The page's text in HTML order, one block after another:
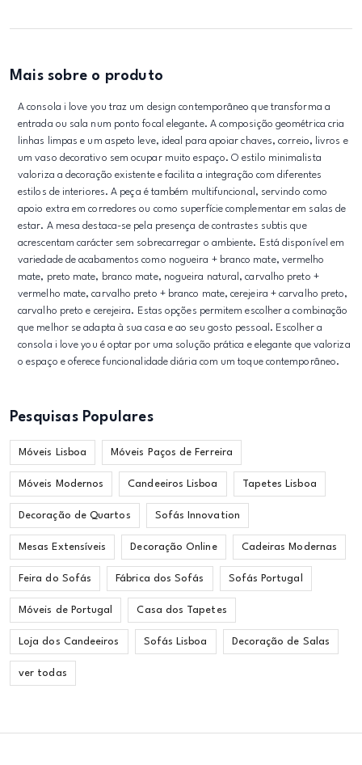
Mais sobre o produto
A consola i love you traz um design contemporâneo que transforma a
entrada ou sala num ponto focal elegante. A composição geométrica cria
linhas limpas e um aspeto leve, ideal para apoiar chaves, correio, livros e
um vaso decorativo sem ocupar muito espaço. O estilo minimalista
valoriza a decoração existente e facilita a integração com diferentes
estilos de interiores. A peça é também multifuncional, servindo como
apoio extra em corredores ou como superfície complementar em salas de
estar. A mesa destaca-se pela presença de contrastes subtis que
acrescentam carácter sem sobrecarregar o ambiente. Está disponível em
variedade de acabamentos como nogueira + branco mate, vermelho
mate, preto mate, branco mate, nogueira natural, carvalho preto +
vermelho mate, carvalho preto + branco mate, cerejeira + carvalho preto,
carvalho preto e cerejeira. Estas opções permitem escolher a combinação
que melhor se adapta à sua casa e ao seu gosto pessoal. Escolher a
consola i love you é optar por uma solução prática e elegante que valoriza
o espaço e oferece funcionalidade diária com um toque contemporâneo.
Pesquisas Populares
Móveis Lisboa Móveis Paços de Ferreira
Móveis Modernos Candeeiros Lisboa Tapetes Lisboa
Decoração de Quartos Sofás Innovation
Mesas Extensíveis Decoração Online Cadeiras Modernas
Feira do Sofás Fábrica dos Sofás Sofás Portugal
Móveis de Portugal Casa dos Tapetes
Loja dos Candeeiros Sofás Lisboa Decoração de Salas
ver todas